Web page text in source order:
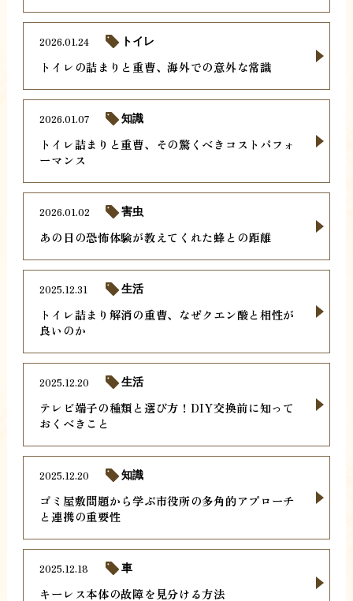
トイレの詰まりと重曹、海外での意外な常識
2026.01.24 トイレ
トイレ詰まりと重曹、その驚くべきコストパフォ
ーマンス
2026.01.07 知識
あの日の恐怖体験が教えてくれた蜂との距離
2026.01.02 害虫
トイレ詰まり解消の重曹、なぜクエン酸と相性が
良いのか
2025.12.31 生活
テレビ端子の種類と選び方！DIY交換前に知って
おくべきこと
2025.12.20 生活
ゴミ屋敷問題から学ぶ市役所の多角的アプローチ
と連携の重要性
2025.12.20 知識
キーレス本体の故障を見分ける方法
2025.12.18 車